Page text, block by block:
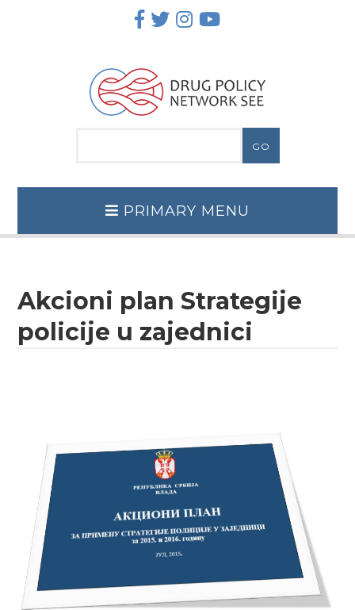
PRIMARY MENU
Akcioni plan Strategije
policije u zajednici